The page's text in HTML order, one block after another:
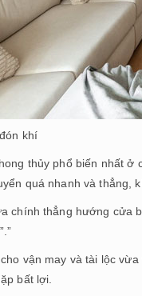
khí
thủy phổ biến nhất
quá nhanh và thẳng,
chính thẳng hướng cửa
vận may và tài lộc
bất lợi.